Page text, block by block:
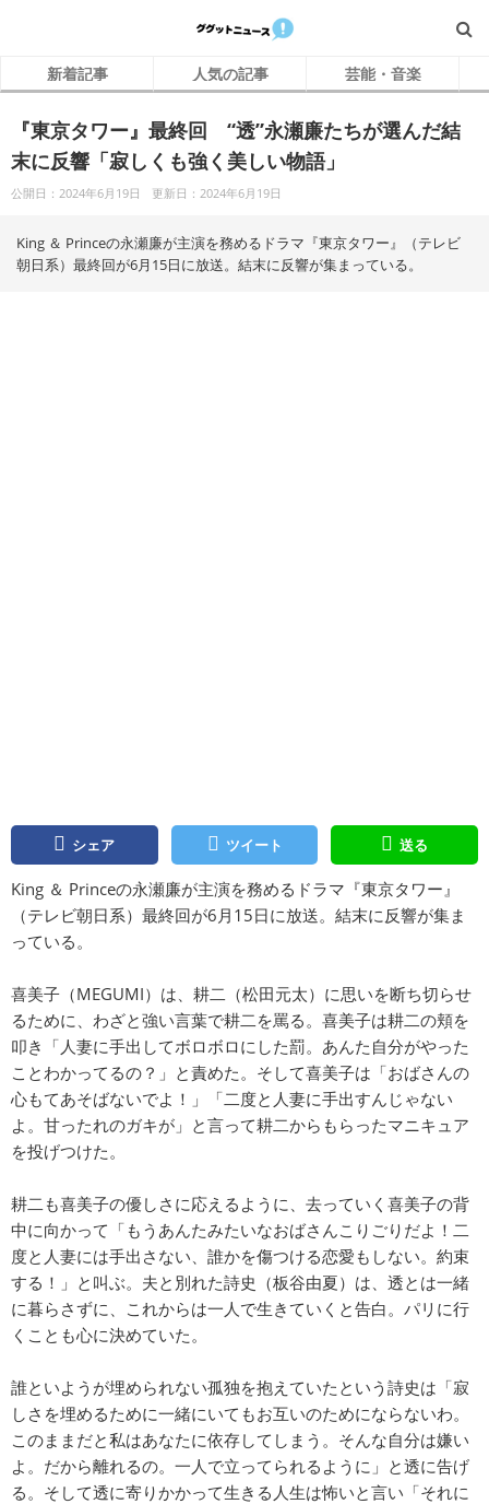
新着記事 人気の記事 芸能・音楽
『東京タワー』最終回 “透”永瀬廉たちが選んだ結
末に反響「寂しくも強く美しい物語」
公開日：2024年6月19日 更新日：2024年6月19日
King ＆ Princeの永瀬廉が主演を務めるドラマ『東京タワー』（テレビ
朝日系）最終回が6月15日に放送。結末に反響が集まっている。
シェア ツイート 送る
King ＆ Princeの永瀬廉が主演を務めるドラマ『東京タワー』
（テレビ朝日系）最終回が6月15日に放送。結末に反響が集ま
っている。
喜美子（MEGUMI）は、耕二（松田元太）に思いを断ち切らせ
るために、わざと強い言葉で耕二を罵る。喜美子は耕二の頬を
叩き「人妻に手出してボロボロにした罰。あんた自分がやった
ことわかってるの？」と責めた。そして喜美子は「おばさんの
心もてあそばないでよ！」「二度と人妻に手出すんじゃない
よ。甘ったれのガキが」と言って耕二からもらったマニキュア
を投げつけた。
耕二も喜美子の優しさに応えるように、去っていく喜美子の背
中に向かって「もうあんたみたいなおばさんこりごりだよ！二
度と人妻には手出さない、誰かを傷つける恋愛もしない。約束
する！」と叫ぶ。夫と別れた詩史（板谷由夏）は、透とは一緒
に暮らさずに、これからは一人で生きていくと告白。パリに行
くことも心に決めていた。
誰といようが埋められない孤独を抱えていたという詩史は「寂
しさを埋めるために一緒にいてもお互いのためにならないわ。
このままだと私はあなたに依存してしまう。そんな自分は嫌い
よ。だから離れるの。一人で立ってられるように」と透に告げ
る。そして透に寄りかかって生きる人生は怖いと言い「それに